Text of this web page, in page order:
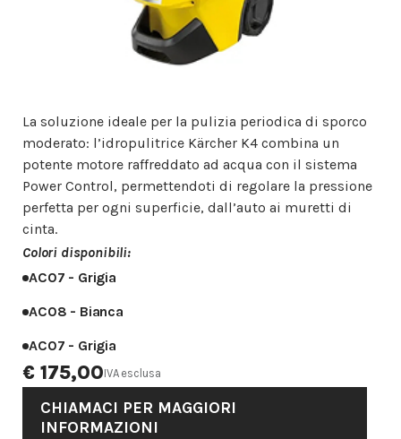
La soluzione ideale per la pulizia periodica di sporco
moderato: l’idropulitrice Kärcher K4 combina un
potente motore raffreddato ad acqua con il sistema
Power Control, permettendoti di regolare la pressione
perfetta per ogni superficie, dall’auto ai muretti di
cinta.
Colori disponibili:
AC07 - Grigia
AC08 - Bianca
AC07 - Grigia
€ 175,00IVA esclusa
CHIAMACI PER MAGGIORI
INFORMAZIONI